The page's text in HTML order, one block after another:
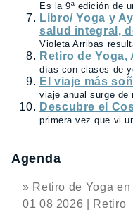
Es la 9ª edición de
Libro/ Yoga y
salud integral,
Violeta Arribas
Retiro de
días con clases de
El viaje más
viaje anual surge de
Descubre el
primera vez que vi
Agenda
» Retiro de Yoga
01 08 2026 | Retiro